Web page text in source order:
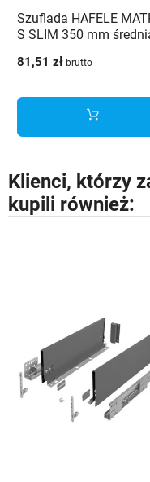
Szuflada HAFELE
S SLIM 350 mm
81,51 zł brutto
Klienci, którzy
kupili również: